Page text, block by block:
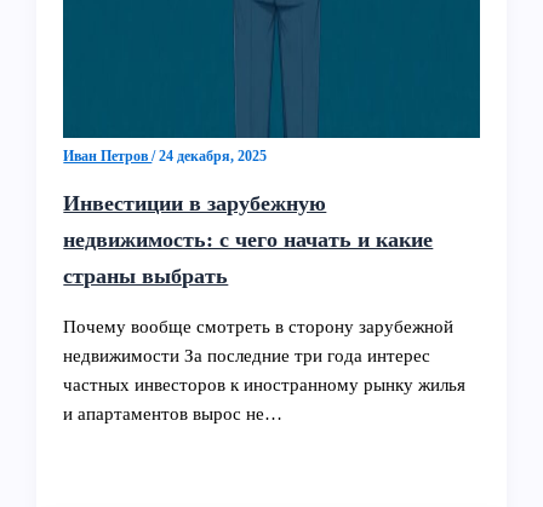
Иван Петров/24 декабря, 2025
Инвестиции в зарубежную
недвижимость: с чего начать и какие
страны выбрать
Почему вообще смотреть в сторону зарубежной
недвижимости За последние три года интерес
частных инвесторов к иностранному рынку жилья
и апартаментов вырос не…